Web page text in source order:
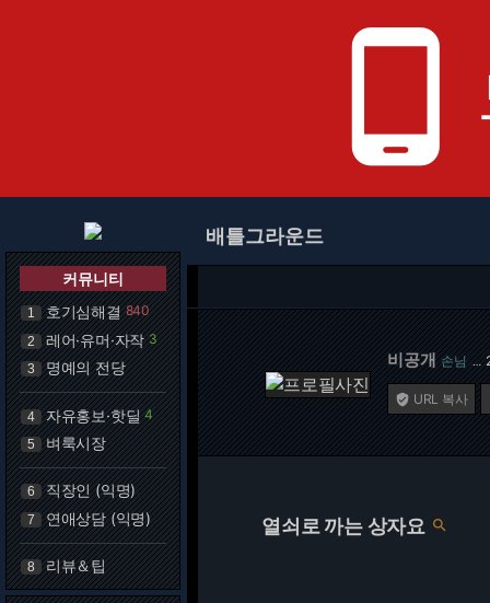
phone_android
커뮤니티
1 호기심해결 840
2 레어·유머·자작 3
3 명예의 전당
4 자유홍보·핫딜 4
5 벼룩시장
6 직장인 (익명)
7 연애상담 (익명)
8 리뷰＆팁
배틀그라운드
비공개 손님 …
 URL 복사
열쇠로 까는 상자요 